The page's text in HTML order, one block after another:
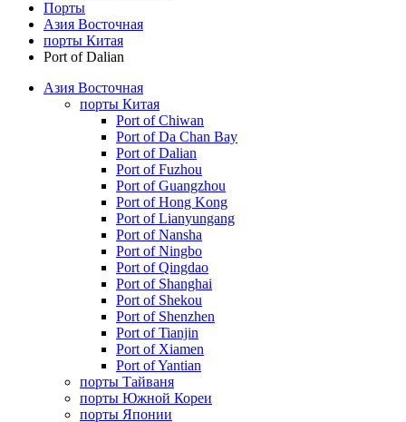
Порты
Азия Восточная
порты Китая
Port of Dalian
Азия Восточная
порты Китая
Port of Chiwan
Port of Da Chan Bay
Port of Dalian
Port of Fuzhou
Port of Guangzhou
Port of Hong Kong
Port of Lianyungang
Port of Nansha
Port of Ningbo
Port of Qingdao
Port of Shanghai
Port of Shekou
Port of Shenzhen
Port of Tianjin
Port of Xiamen
Port of Yantian
порты Тайваня
порты Южной Кореи
порты Японии